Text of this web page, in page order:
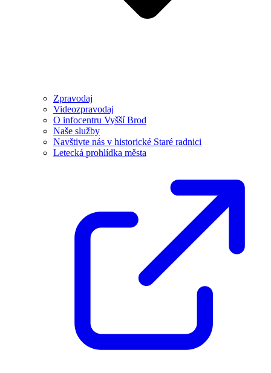
Zpravodaj
Videozpravodaj
O infocentru Vyšší Brod
Naše služby
Navštivte nás v historické Staré radnici
Letecká prohlídka města